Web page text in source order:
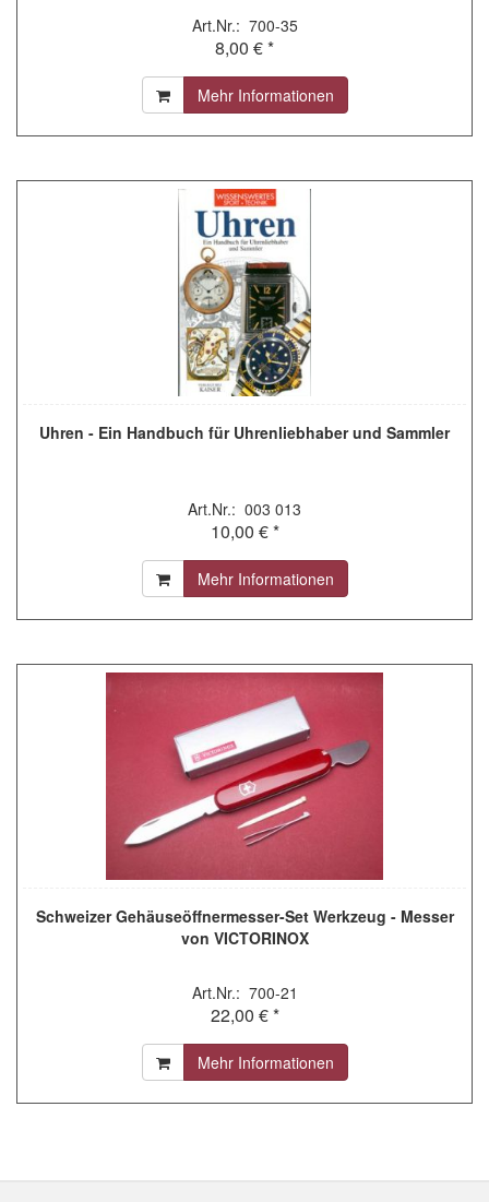
Art.Nr.: 700-35
8,00 € *
Mehr Informationen
Uhren - Ein Handbuch für Uhrenliebhaber und Sammler
Art.Nr.: 003 013
10,00 € *
Mehr Informationen
Schweizer Gehäuseöffnermesser-Set Werkzeug - Messer
von VICTORINOX
Art.Nr.: 700-21
22,00 € *
Mehr Informationen